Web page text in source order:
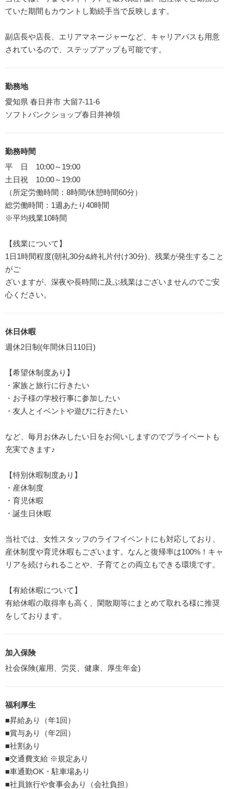
ていた期間もカウントし勤続手当で反映します。
副店長や店長、エリアマネージャーなど、キャリアパスも用意
されているので、ステップアップも可能です。
勤務地
愛知県 春日井市 大留7-11-6
ソフトバンクショップ春日井神領
勤務時間
平 日 10:00～19:00
土日祝 10:00～19:00
（所定労働時間：8時間/休憩時間60分）
総労働時間：1週あたり40時間
※平均残業10時間
【残業について】
1日1時間程度(朝礼30分&終礼片付け30分)、残業が発生すること
がご
ざいますが、深夜や長時間に及ぶ残業はございませんのでご安
心ください。
休日休暇
週休2日制(年間休日110日)
【希望休制度あり】
・家族と旅行に行きたい
・お子様の学校行事に参加したい
・友人とイベントや遊びに行きたい
など、毎月お休みしたい日をお伺いしますのでプライベートも
充実できます♪
【特別休暇制度あり】
・産休制度
・育児休暇
・誕生日休暇
当社では、女性スタッフのライフイベントにも対応しており、
産休制度や育児休暇もございます。なんと復帰率は100%！キャ
リアを続けられることや、子育てとの両立もできる環境です。
【有給休暇について】
有給休暇の取得率も高く、閑散期等にまとめて取れる様に推奨
をしております。
加入保険
社会保険(雇用、労災、健康、厚生年金)
福利厚生
■昇給あり（年1回）
■賞与あり（年2回）
■社割あり
■交通費支給 ※規定あり
■車通勤OK・駐車場あり
■社員旅行や食事会あり（会社負担）